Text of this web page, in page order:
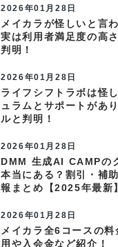
2026年01月28日
メイカラが怪しいと言
実は利用者満足度の高
判明！
2026年01月28日
ライフシフトラボは怪
ュラムとサポートがあ
ルと判明！
2026年01月28日
DMM 生成AI CAMPの
本当にある？割引・補
報まとめ【2025年最新
2026年01月28日
メイカラ全6コースの
用や入会金など紹介！